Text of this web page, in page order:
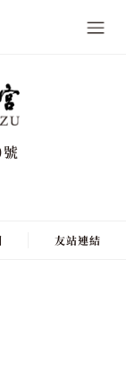
友站連結